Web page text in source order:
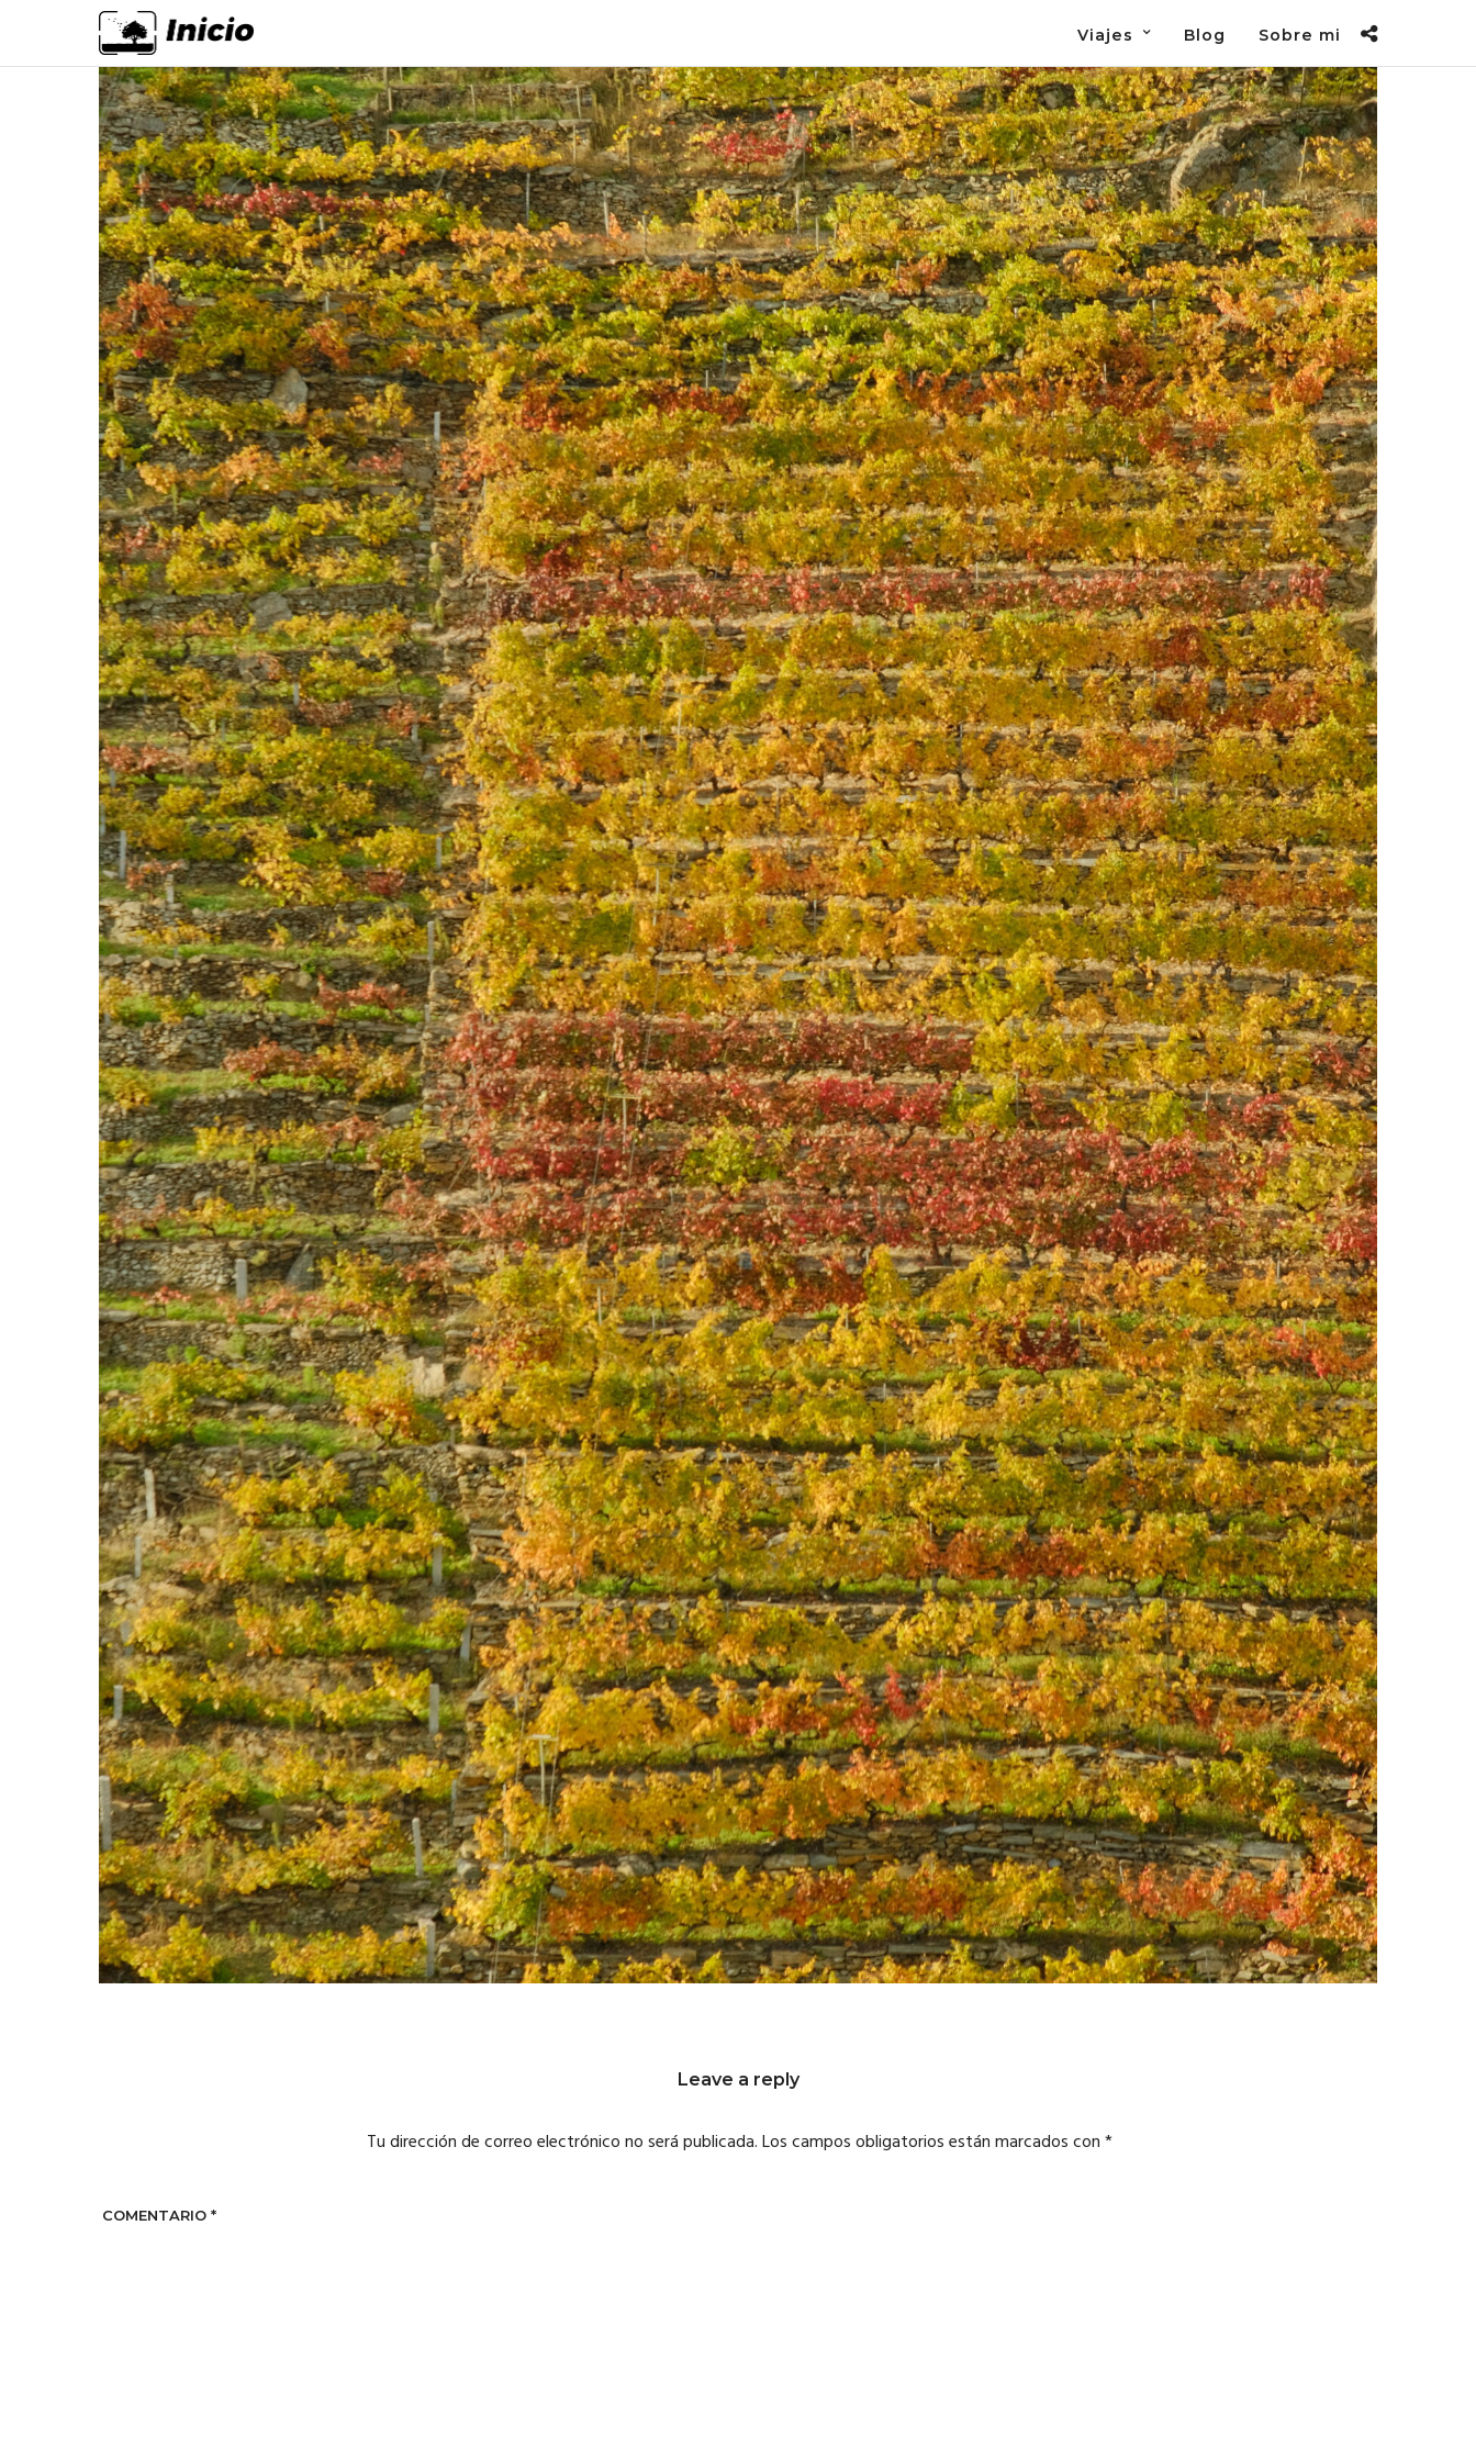
Viajes Blog Sobre mi
Leave a reply
Tu dirección de correo electrónico no será publicada.Los campos obligatorios están marcados con*
COMENTARIO *